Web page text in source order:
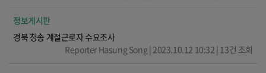
정보게시판
경북 청송 계절근로자 수요조사
Reporter Hasung Song | 2023.10.12 10:32 | 13건 조회